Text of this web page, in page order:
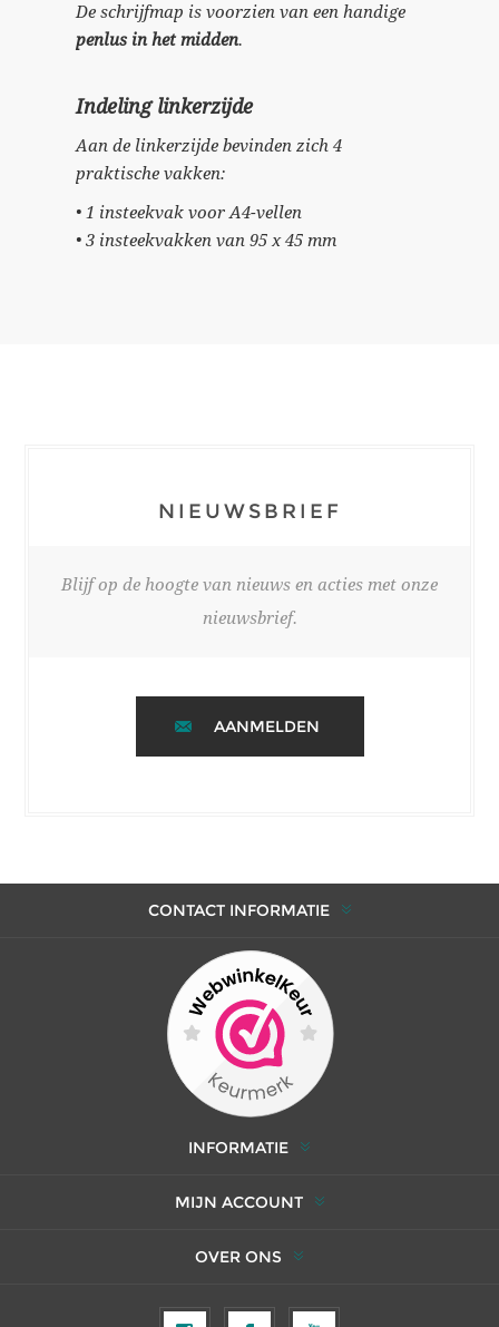
De schrijfmap is voorzien van een handige
penlus in het midden.
Indeling linkerzijde
Aan de linkerzijde bevinden zich 4
praktische vakken:
• 1 insteekvak voor A4-vellen
• 3 insteekvakken van 95 x 45 mm
NIEUWSBRIEF
Blijf op de hoogte van nieuws en acties met onze
nieuwsbrief.
AANMELDEN
CONTACT INFORMATIE
INFORMATIE
MIJN ACCOUNT
OVER ONS